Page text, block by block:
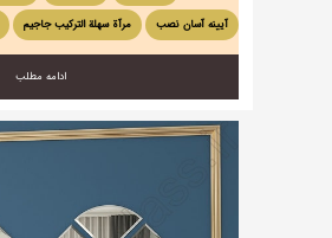
آیینه آسان نصب مرآة سهلة التركيب جاجيم
ادامه مطلب